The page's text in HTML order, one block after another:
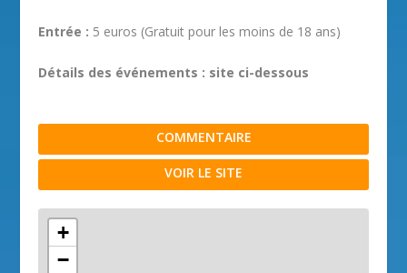
Entrée : 5 euros (Gratuit pour les moins de 18 ans)
Détails des événements : site ci-dessous
COMMENTAIRE
VOIR LE SITE
+
−